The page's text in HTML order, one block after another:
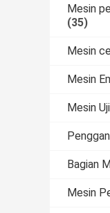
Mesin
(35)
Mesin
Mesin
Mesin
Bagian
Mesin